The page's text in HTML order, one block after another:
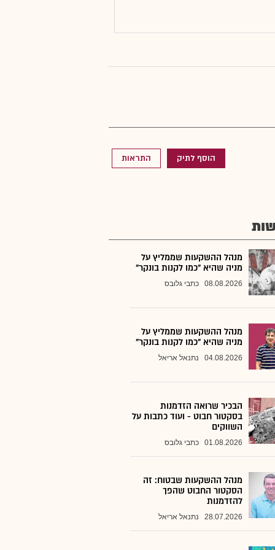
הוסף לתיק התראות
מנהל ההשקעות שממליץ על
מניה שהיא "כמו לקנות בונקר"
08.08.2026 כתבי גלובס
מנהל ההשקעות שממליץ על
מניה שהיא "כמו לקנות בונקר"
04.08.2026 נתנאל אריאל
הבכיר שרואה הזדמנות
בסקטור חבוט - ועוד כתבות על
השווקים
01.08.2026 כתבי גלובס
מנהל ההשקעות שבטוח: זה
הסקטור החבוט שהפך
להזדמנות
28.07.2026 נתנאל אריאל